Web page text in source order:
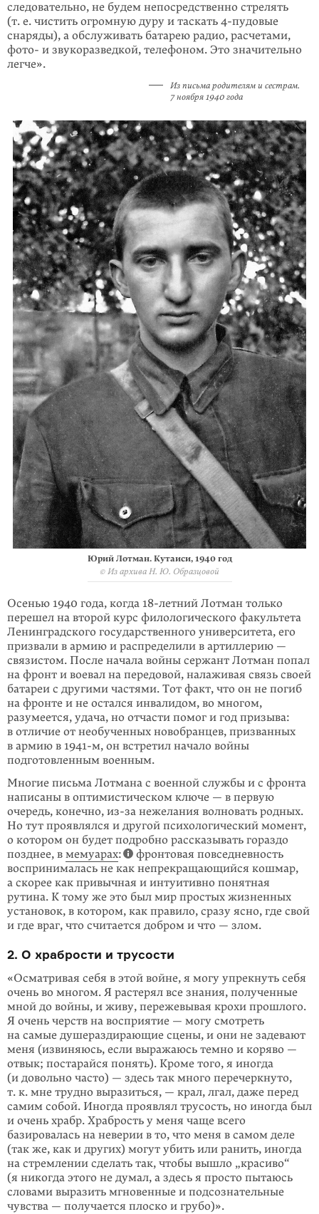
следовательно, не будем непосредственно стрелять
(т. е. чистить огромную дуру и таскать 4-пудовые
снаряды), а обслуживать батарею радио, расчетами,
фото- и звукоразведкой, телефоном. Это значительно
легче».
Из письма родителям и сестрам.
7 ноября 1940 года
Юрий Лотман. Кутаиси, 1940 год
© Из архива Н. Ю. Образцовой
Осенью 1940 года, когда 18-летний Лотман только
перешел на второй курс филологического факультета
Ленинградского государственного университета, его
призвали в армию и распределили в артиллерию —
связистом. После начала войны сержант Лотман попал
на фронт и воевал на передовой, налаживая связь своей
батареи с дру­гими частями. Тот факт, что он не погиб
на фронте и не остался инвалидом, во многом,
разумеется, удача, но отчасти помог и год призыва:
в отличие от необученных новобранцев, призванных
в армию в 1941-м, он встретил начало войны
подготовленным военным.
Многие письма Лотмана с военной службы и с фронта
написаны в оптими­стическом ключе — в первую
очередь, конечно, из-за нежелания волновать родных.
Но тут проявлялся и другой психологический момент,
о котором он будет подробно рассказывать гораздо
позднее, в мемуарах:
фронтовая повседневность
воспринималась не как непрекращающийся кошмар,
а скорее как привычная и интуитивно понятная
рутина. К тому же это был мир простых жизненных
установок, в котором, как правило, сразу ясно, где свой
и где враг, что считается добром и что — злом.
2. О храбрости и трусости
«Осматривая себя в этой войне, я могу упрекнуть себя
очень во многом. Я растерял все знания, полученные
мной до войны, и живу, переже­вывая крохи прошлого.
Я очень черств на восприятие — могу смотреть
на самые душераздирающие сцены, и они не задевают
меня (извиняюсь, если выражаюсь темно и коряво —
отвык; постарайся понять). Кроме того, я иногда
(и довольно часто) — здесь так много перечеркнуто,
т. к. мне трудно выразиться, — крал, лгал, даже перед
самим собой. Иногда проявлял трусость, но иногда был
и очень храбр. Храбрость у меня чаще всего
базировалась на неверии в то, что меня в самом деле
(так же, как и других) могут убить или ранить, иногда
на стремлении сделать так, чтобы вышло „красиво“
(я никогда этого не думал, а здесь я просто пытаюсь
словами выразить мгновенные и подсознательные
чувства — получается плоско и грубо)».